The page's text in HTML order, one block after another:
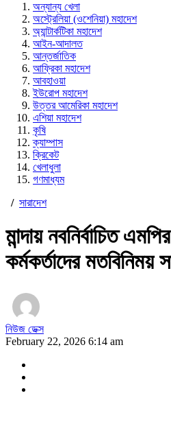
অন্যান্য খেলা
অস্ট্রেলিয়া (ওশেনিয়া) মহাদেশ
অ্যান্টার্কটিকা মহাদেশ
আইন-আদালত
আন্তর্জাতিক
আফ্রিকা মহাদেশ
আবহাওয়া
ইউরোপ মহাদেশ
উত্তর আমেরিকা মহাদেশ
এশিয়া মহাদেশ
কৃষি
ক্যাম্পাস
ক্রিকেট
খেলাধুলা
গণমাধ্যম
/ সারাদেশ
মান্দায় নবনির্বাচিত
কর্মকর্তাদের মতবিনিময়
নিউজ ডেক্স
February 22, 2026 6:14 am